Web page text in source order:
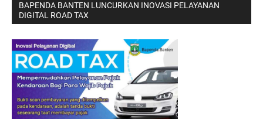
BAPENDA BANTEN LUNCURKAN INOVASI PELAYANAN
DIGITAL ROAD TAX